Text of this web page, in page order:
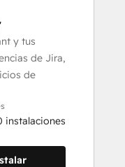
y tus
de Jira,
de
instalaciones